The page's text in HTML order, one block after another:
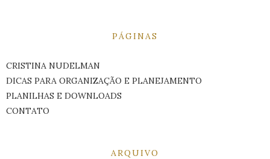
PÁGINAS
CRISTINA NUDELMAN
DICAS PARA ORGANIZAÇÃO E PLANEJAMENTO
PLANILHAS E DOWNLOADS
CONTATO
ARQUIVO